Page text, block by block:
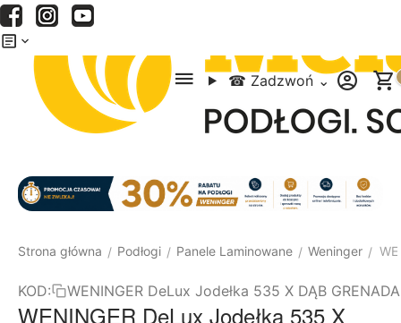
☎ Zadzwoń ⌄
Strona główna / Podłogi / Panele Laminowane / Weninger /
KOD: WENINGER DeLux Jodełka 535 X DĄB GRENADA
WENINGER DeLux Jodełka 535 X